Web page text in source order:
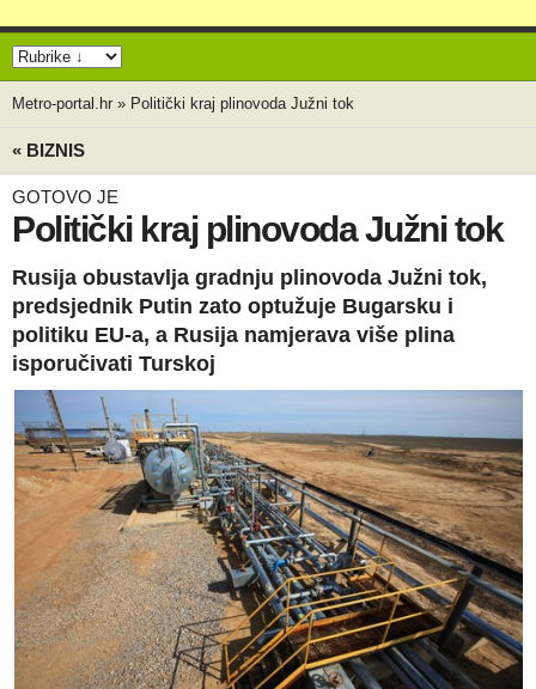
Metro-portal.hr » Politički kraj plinovoda Južni tok
« BIZNIS
GOTOVO JE
Politički kraj plinovoda Južni tok
Rusija obustavlja gradnju plinovoda Južni tok,
predsjednik Putin zato optužuje Bugarsku i
politiku EU-a, a Rusija namjerava više plina
isporučivati Turskoj